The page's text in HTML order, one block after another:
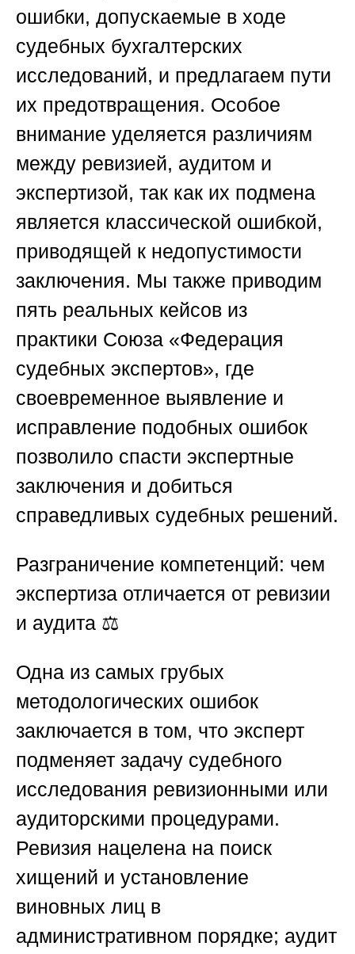
ошибки, допускаемые в ходе
судебных бухгалтерских
исследований, и предлагаем пути
их предотвращения. Особое
внимание уделяется различиям
между ревизией, аудитом и
экспертизой, так как их подмена
является классической ошибкой,
приводящей к недопустимости
заключения. Мы также приводим
пять реальных кейсов из
практики Союза «Федерация
судебных экспертов», где
своевременное выявление и
исправление подобных ошибок
позволило спасти экспертные
заключения и добиться
справедливых судебных решений.
Разграничение компетенций: чем
экспертиза отличается от ревизии
и аудита ⚖️
Одна из самых грубых
методологических ошибок
заключается в том, что эксперт
подменяет задачу судебного
исследования ревизионными или
аудиторскими процедурами.
Ревизия нацелена на поиск
хищений и установление
виновных лиц в
административном порядке; аудит